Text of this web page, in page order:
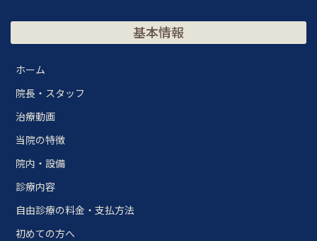
基本情報
ホーム
院長・スタッフ
治療動画
当院の特徴
院内・設備
診療内容
自由診療の料金・支払方法
初めての方へ